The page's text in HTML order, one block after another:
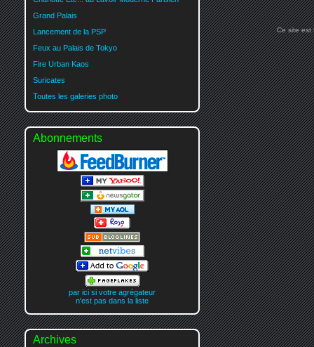
Grand Palais
Lancement de la PSP
Feux au Palais de Tokyo
Fire Urban Kaos
Suricates
Toutes les galeries photo
Abonnements
par ici si votre agrégateur
n'est pas dans la liste
Archives
Ce site est